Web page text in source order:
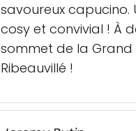
savoureux capucino.
cosy et convivial ! À
sommet de la Grand
Ribeauvillé !